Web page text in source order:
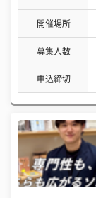
開催場所
募集人数
申込締切